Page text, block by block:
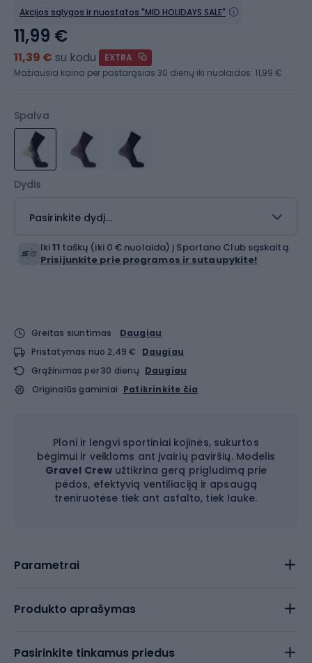
Akcijos sąlygos ir nuostatos "MID HOLIDAYS SALE"
Spalva
Dydis
Pasirinkite dydį...
11,99 €
11,39 € su kodu
EXTRA
Mažiausia kaina per pastarąsias 30 dienų iki nuolaidos: 11,99 €
Iki11 taškų (iki 0 € nuolaida) į Sportano Club sąskaitą.
Prisijunkite prie programos ir sutaupykite!
Greitas siuntimas
Daugiau
Pristatymas nuo 2,49 €
Daugiau
Grąžinimas per 30 dienų Daugiau
Originalūs gaminiai Patikrinkite čia
Ploni ir lengvi sportiniai kojinės, sukurtos
bėgimui ir veikloms ant įvairių paviršių. Modelis
Gravel Crew užtikrina gerą prigludimą prie
pėdos, efektyvią ventiliaciją ir apsaugą
treniruotėse tiek ant asfalto, tiek lauke.
Parametrai
Produkto aprašymas
Pasirinkite tinkamus priedus